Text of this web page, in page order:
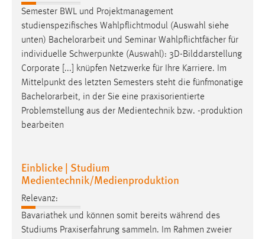
Semester BWL und Projektmanagement
studienspezifisches Wahlpflichtmodul (Auswahl siehe
unten) Bachelorarbeit und Seminar Wahlpflichtfächer für
individuelle Schwerpunkte (Auswahl): 3D-Bilddarstellung
Corporate [...] knüpfen Netzwerke für Ihre Karriere. Im
Mittelpunkt des letzten Semesters steht die fünfmonatige
Bachelorarbeit, in der Sie eine praxisorientierte
Problemstellung aus der Medientechnik bzw. -produktion
bearbeiten
Einblicke | Studium
Medientechnik/Medienproduktion
Relevanz:
Bavariathek und können somit bereits während des
Studiums Praxiserfahrung sammeln. Im Rahmen zweier
Google Ads
Name:
_gcl_au
Anbieter:
Google Ireland Limited
Zweck:
Conversion-Tracking
Facebook Pixel
Name:
_fbp